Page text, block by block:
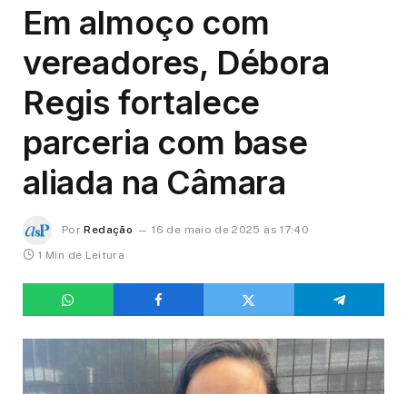
Em almoço com
vereadores, Débora
Regis fortalece
parceria com base
aliada na Câmara
Por Redação
16 de maio de 2025 às 17:40
1 Min de Leitura